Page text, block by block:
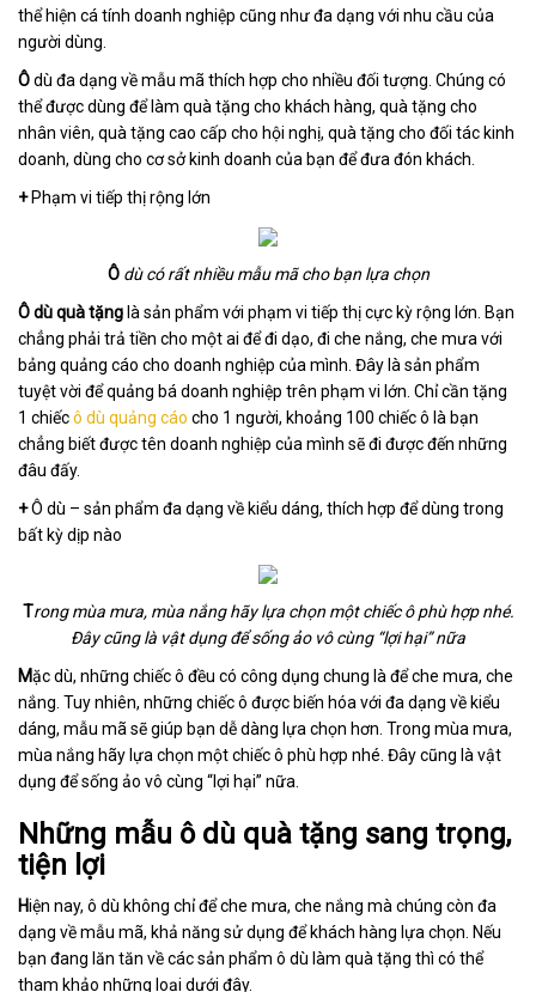
thể hiện cá tính doanh nghiệp cũng như đa dạng với nhu cầu của
người dùng.
Ôdù đa dạng về mẫu mã thích hợp cho nhiều đối tượng. Chúng có
thể được dùng để làm quà tặng cho khách hàng, quà tặng cho
nhân viên, quà tặng cao cấp cho hội nghị, quà tặng cho đối tác kinh
doanh, dùng cho cơ sở kinh doanh của bạn để đưa đón khách.
+ Phạm vi tiếp thị rộng lớn
Ô dù có rất nhiều mẫu mã cho bạn lựa chọn
Ôdù quà tặng là sản phẩm với phạm vi tiếp thị cực kỳ rộng lớn. Bạn
chẳng phải trả tiền cho một ai để đi dạo, đi che nắng, che mưa với
bảng quảng cáo cho doanh nghiệp của mình. Đây là sản phẩm
tuyệt vời để quảng bá doanh nghiệp trên phạm vi lớn. Chỉ cần tặng
1 chiếcô dù quảng cáo cho 1 người, khoảng 100 chiếc ô là bạn
chẳng biết được tên doanh nghiệp của mình sẽ đi được đến những
đâu đấy.
+Ô dù – sản phẩm đa dạng về kiểu dáng, thích hợp để dùng trong
bất kỳ dịp nào
Trong mùa mưa, mùa nắng hãy lựa chọn một chiếc ô phù hợp nhé.
Đây cũng là vật dụng để sống ảo vô cùng “lợi hại” nữa
Mặc dù, những chiếc ô đều có công dụng chung là để che mưa, che
nắng. Tuy nhiên, những chiếc ô được biến hóa với đa dạng về kiểu
dáng, mẫu mã sẽ giúp bạn dễ dàng lựa chọn hơn. Trong mùa mưa,
mùa nắng hãy lựa chọn một chiếc ô phù hợp nhé. Đây cũng là vật
dụng để sống ảo vô cùng “lợi hại” nữa.
Những mẫu ô dù quà tặng sang trọng,
tiện lợi
Hiện nay, ô dù không chỉ để che mưa, che nắng mà chúng còn đa
dạng về mẫu mã, khả năng sử dụng để khách hàng lựa chọn. Nếu
bạn đang lăn tăn về các sản phẩm ô dù làm quà tặng thì có thể
tham khảo những loại dưới đây.